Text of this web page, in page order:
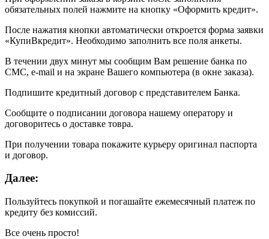
обязательных полей нажмите на кнопку «Оформить кредит».
После нажатия кнопки автоматически откроется форма заявки
«КупиВкредит». Необходимо заполнить все поля анкеты.
В течении двух минут мы сообщим Вам решение банка по
СМС, e-mail и на экране Вашего компьютера (в окне заказа).
Подпишите кредитный договор с представителем Банка.
Сообщите о подписании договора нашему оператору и
договоритесь о доставке товра.
При получении товара покажите курьеру оригинал паспорта
и договор.
Далее:
Пользуйтесь покупкой и погашайте ежемесячный платеж по
кредиту без комиссий.
Все очень просто!